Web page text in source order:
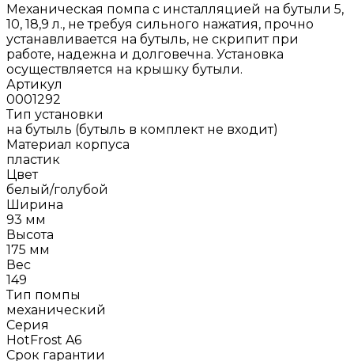
Механическая помпа с инсталляцией на бутыли 5,
10, 18,9 л., не требуя сильного нажатия, прочно
устанавливается на бутыль, не скрипит при
работе, надежна и долговечна. Установка
осуществляется на крышку бутыли.
Артикул
0001292
Тип установки
на бутыль (бутыль в комплект не входит)
Материал корпуса
пластик
Цвет
белый/голубой
Ширина
93 мм
Высота
175 мм
Вес
149
Тип помпы
механический
Серия
HotFrost A6
Срок гарантии